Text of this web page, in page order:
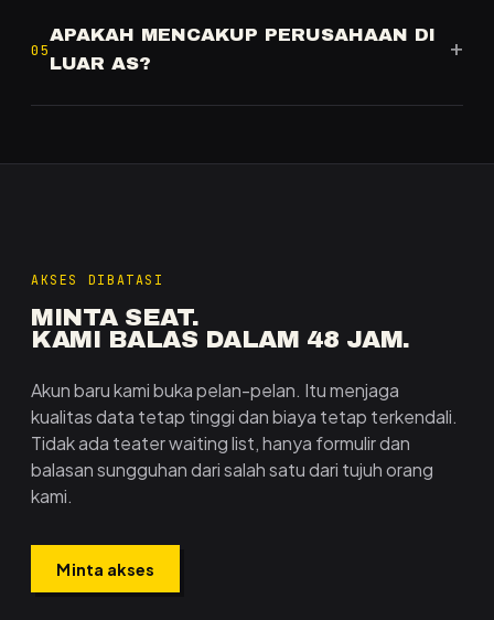
05
APAKAH MENCAKUP PERUSAHAAN DI
LUAR AS?
+
AKSES DIBATASI
MINTA SEAT.
KAMI BALAS DALAM 48 JAM.
Akun baru kami buka pelan-pelan. Itu menjaga
kualitas data tetap tinggi dan biaya tetap terkendali.
Tidak ada teater waiting list, hanya formulir dan
balasan sungguhan dari salah satu dari tujuh orang
kami.
Minta akses